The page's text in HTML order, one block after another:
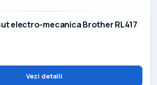
electro-mecanica Brother RL417
Vezi detalii